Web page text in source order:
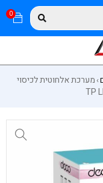
0
›מערכת אלחוטית לכיסוי